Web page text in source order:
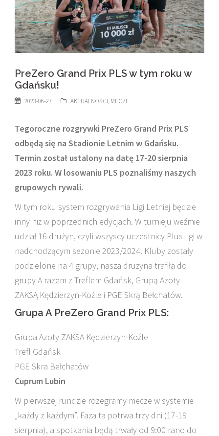
PreZero Grand Prix PLS w tym roku w
Gdańsku!
2023-06-27 AKTUALNOŚCI, MECZE
Tegoroczne rozgrywki PreZero Grand Prix PLS
odbędą się na Stadionie Letnim w Gdańsku.
Termin został ustalony na datę 17-20 sierpnia
2023 roku. W losowaniu PLS poznaliśmy naszych
grupowych rywali.
W tym roku system rozgrywania Ligi Letniej będzie
inny niż w poprzednich edycjach. W turnieju weźmie
udział 16 drużyn, czyli wszyscy uczestnicy PlusLigi w
nadchodzącym sezonie 2023/2024. Kluby zostały
podzielone na 4 grupy, nasza drużyna trafiła do
grupy A razem z Treflem Gdańsk, Grupą Azoty
ZAKSĄ Kędzierzyn-Koźle i PGE Skrą Bełchatów.
Grupa A PreZero Grand Prix PLS:
Grupa Azoty ZAKSA Kędzierzyn-Koźle
Trefl Gdańsk
PGE Skra Bełchatów
Cuprum Lubin
W pierwszej rundzie rozegramy mecze w systemie
„każdy z każdym”. Faza ta potrwa trzy dni (17-19
sierpnia), a spotkania będą trwały od 9:00 rano do